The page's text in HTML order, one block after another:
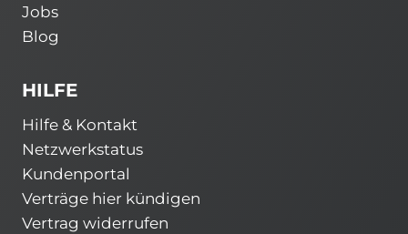
Jobs
Blog
HILFE
Hilfe & Kontakt
Netzwerkstatus
Kundenportal
Verträge hier kündigen
Vertrag widerrufen